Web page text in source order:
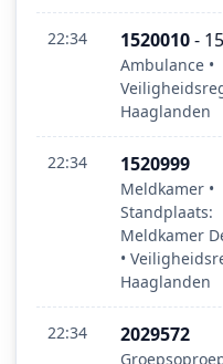
22:34 1520010-
Ambulance •
Haaglanden
22:34 1520999
Meldkamer •
Standplaats:
Meldkamer
•
Haaglanden
22:34 2029572